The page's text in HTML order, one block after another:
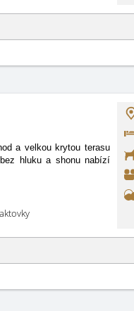
a velkou krytou terasu
hluku a shonu nabízí